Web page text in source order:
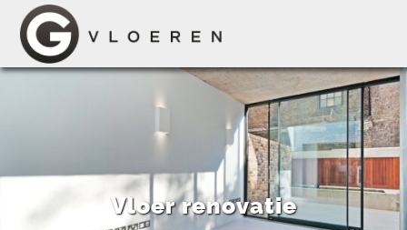
Vloer renovatie